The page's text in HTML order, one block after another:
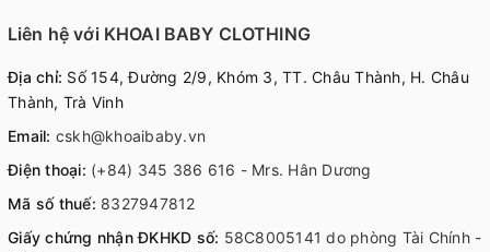
Liên hệ với KHOAI BABY CLOTHING
Địa chỉ: Số 154, Đường 2/9, Khóm 3, TT. Châu Thành, H. Châu
Thành, Trà Vinh
Email: cskh@khoaibaby.vn
Điện thoại: (+84) 345 386 616 - Mrs. Hân Dương
Mã số thuế: 8327947812
Giấy chứng nhận ĐKHKD số: 58C8005141 do phòng Tài Chính -